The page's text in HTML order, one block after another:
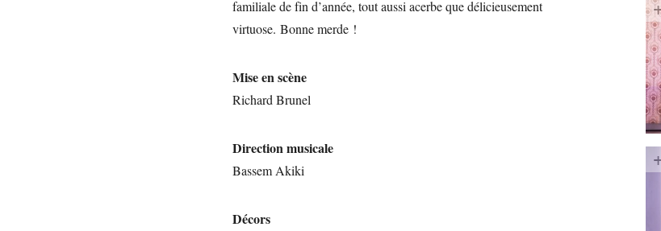
familiale de fin d’année, tout aussi acerbe que délicieusement
virtuose. Bonne merde !
Mise en scène
Richard Brunel
Directionmusicale
Bassem Akiki
Décors